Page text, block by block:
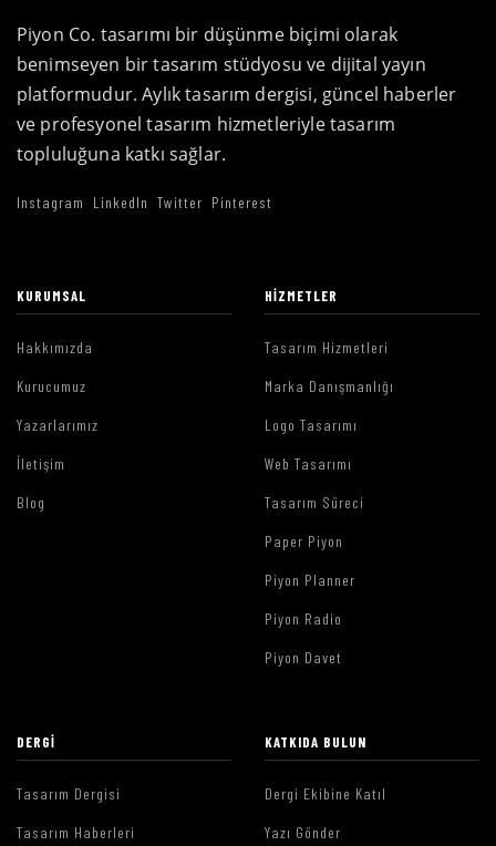
Piyon Co. tasarımı bir düşünme biçimi olarak
benimseyen bir tasarım stüdyosu ve dijital yayın
platformudur. Aylık tasarım dergisi, güncel haberler
ve profesyonel tasarım hizmetleriyle tasarım
topluluğuna katkı sağlar.
Instagram LinkedIn Twitter Pinterest
KURUMSAL
Hakkımızda
Kurucumuz
Yazarlarımız
İletişim
Blog
HIZMETLER
Tasarım Hizmetleri
Marka Danışmanlığı
Logo Tasarımı
Web Tasarımı
Tasarım Süreci
Paper Piyon
Piyon Planner
Piyon Radio
Piyon Davet
DERGI
Tasarım Dergisi
Tasarım Haberleri
KATKIDA BULUN
Dergi Ekibine Katıl
Yazı Gönder